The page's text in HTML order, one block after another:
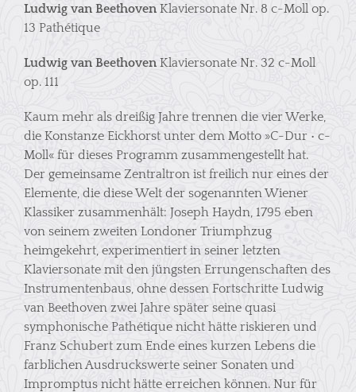
Ludwig van Beethoven Klaviersonate Nr. 8 c-Moll op.
13 Pathétique
Ludwig van Beethoven Klaviersonate Nr. 32 c-Moll
op. 111
Kaum mehr als dreißig Jahre trennen die vier Werke,
die Konstanze Eickhorst unter dem Motto »C-Dur • c-
Moll« für dieses Programm zusammengestellt hat.
Der gemeinsame Zentraltron ist freilich nur eines der
Elemente, die diese Welt der sogenannten Wiener
Klassiker zusammenhält: Joseph Haydn, 1795 eben
von seinem zweiten Londoner Triumphzug
heimgekehrt, experimentiert in seiner letzten
Klaviersonate mit den jüngsten Errungenschaften des
Instrumentenbaus, ohne dessen Fortschritte Ludwig
van Beethoven zwei Jahre später seine quasi
symphonische Pathétique nicht hätte riskieren und
Franz Schubert zum Ende eines kurzen Lebens die
farblichen Ausdruckswerte seiner Sonaten und
Impromptus nicht hätte erreichen können. Nur für